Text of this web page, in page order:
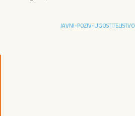
JAVNI-POZIV-UGOSTITELJSTVO